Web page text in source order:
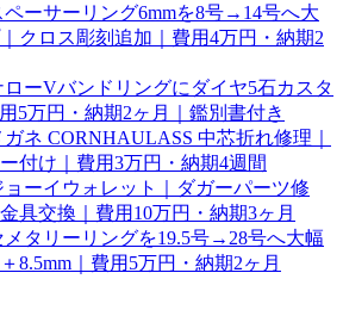
ペーサーリング6mmを8号→14号へ大
クロス彫刻追加｜費用4万円・納期2
ーVバンドリングにダイヤ5石カスタ
5万円・納期2ヶ月｜鑑別書付き
ネ CORNHAULASS 中芯折れ修理｜
付け｜費用3万円・納期4週間
ョーイウォレット｜ダガーパーツ修
具交換｜費用10万円・納期3ヶ月
メタリーリングを19.5号→28号へ大幅
8.5mm｜費用5万円・納期2ヶ月